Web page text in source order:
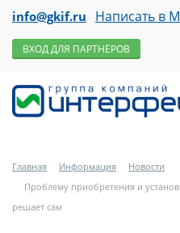
info@gkif.ru Написать в
ВХОД ДЛЯ ПАРТНЁРОВ
Главная Информация
Новости
Проблему приобретения и
решает сам